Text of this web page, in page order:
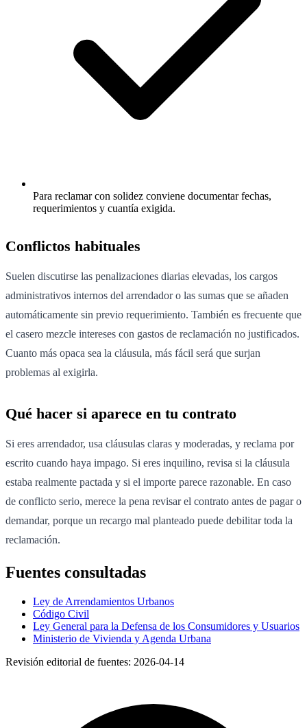
Para reclamar con solidez conviene documentar fechas,
requerimientos y cuantía exigida.
Conflictos habituales
Suelen discutirse las penalizaciones diarias elevadas, los cargos
administrativos internos del arrendador o las sumas que se añaden
automáticamente sin previo requerimiento. También es frecuente que
el casero mezcle intereses con gastos de reclamación no justificados.
Cuanto más opaca sea la cláusula, más fácil será que surjan
problemas al exigirla.
Qué hacer si aparece en tu contrato
Si eres arrendador, usa cláusulas claras y moderadas, y reclama por
escrito cuando haya impago. Si eres inquilino, revisa si la cláusula
estaba realmente pactada y si el importe parece razonable. En caso
de conflicto serio, merece la pena revisar el contrato antes de pagar o
demandar, porque un recargo mal planteado puede debilitar toda la
reclamación.
Fuentes consultadas
Ley de Arrendamientos Urbanos
Código Civil
Ley General para la Defensa de los Consumidores y Usuarios
Ministerio de Vivienda y Agenda Urbana
Revisión editorial de fuentes: 2026-04-14